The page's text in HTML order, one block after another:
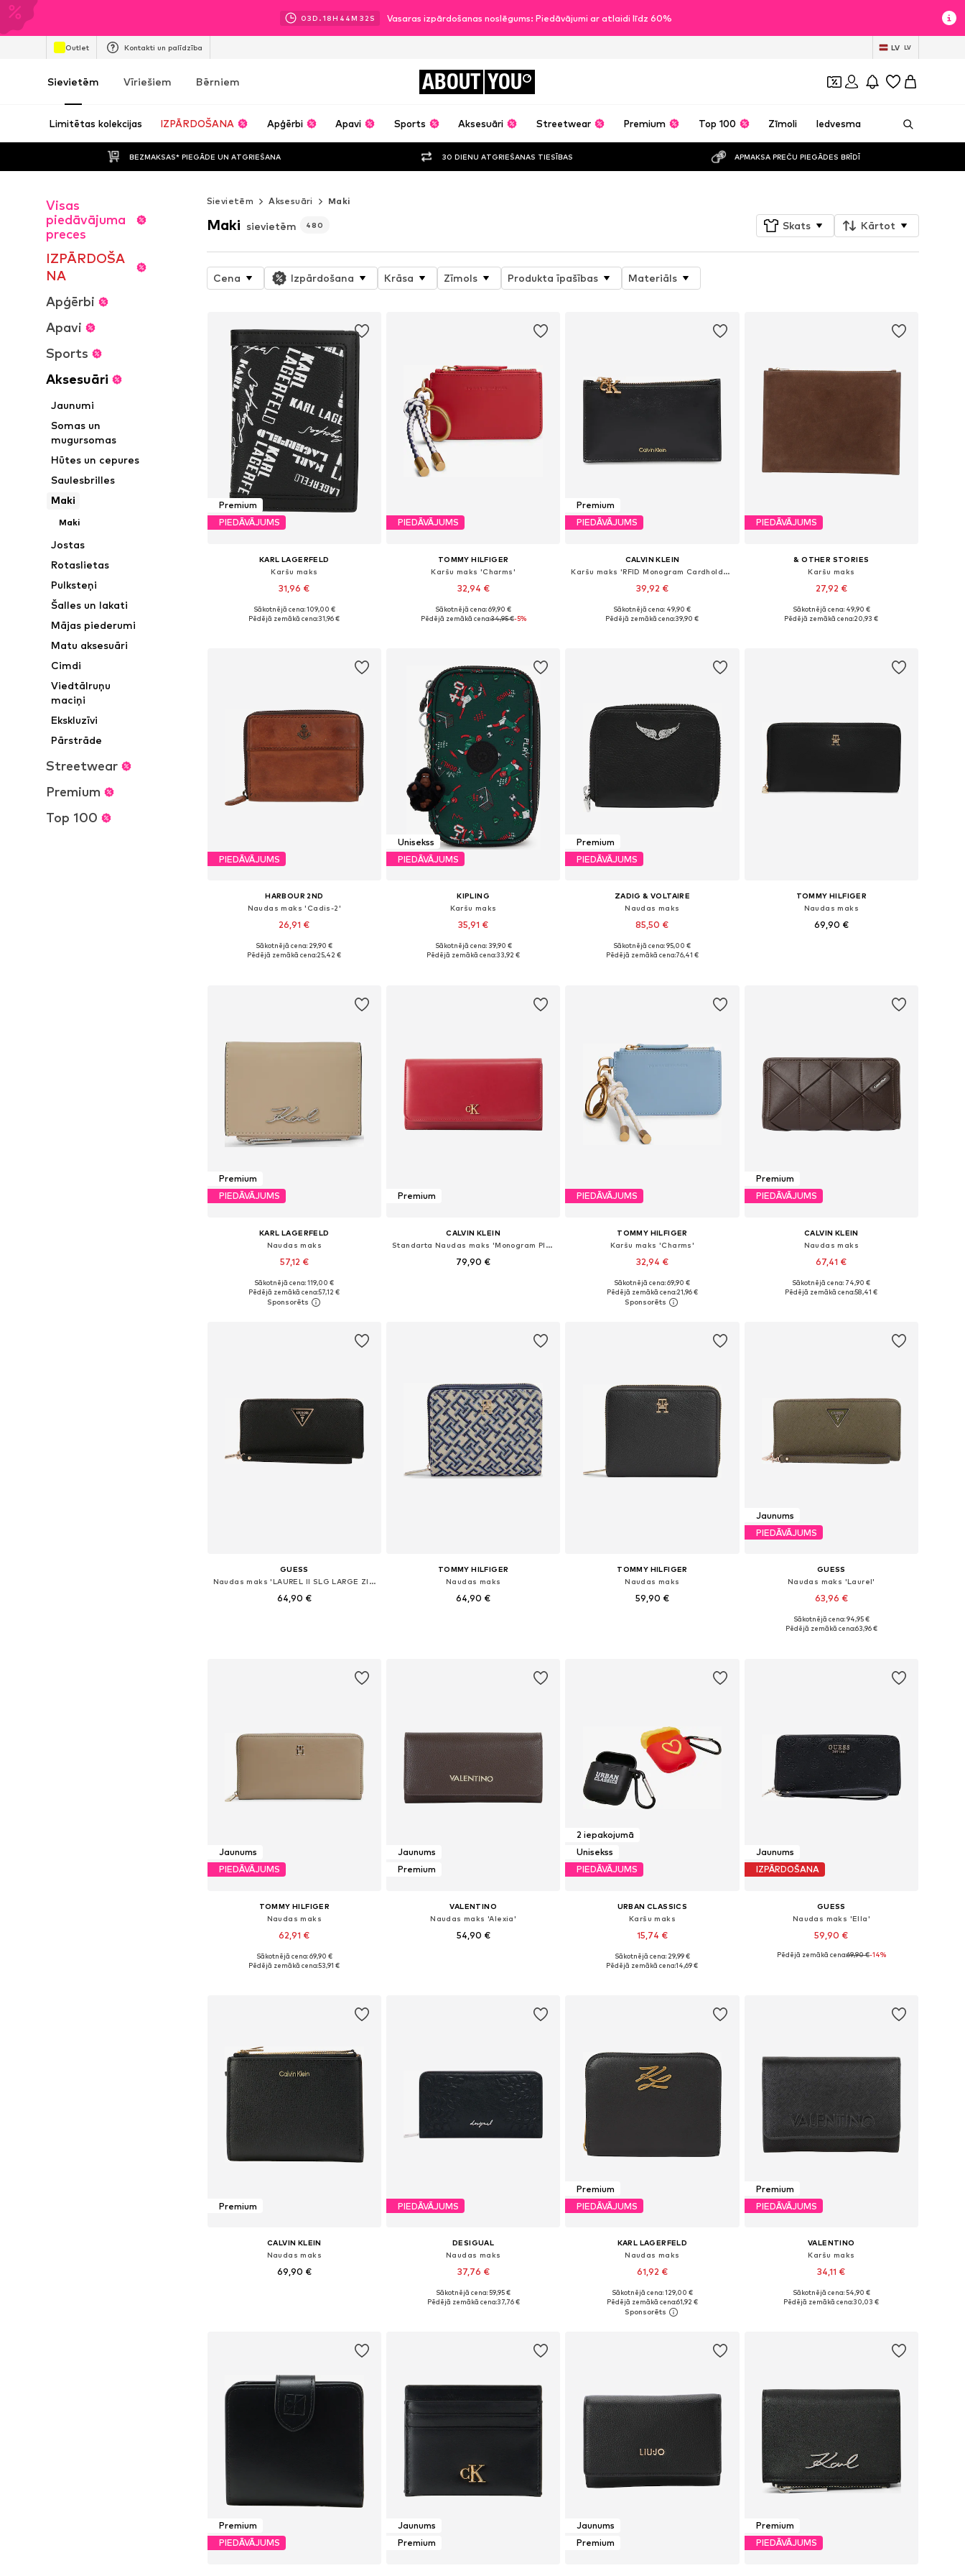
03D.18H 44M 29 S Vasaras izpārdošanas noslēgums: Piedāvājumi ar atlaidi līdz 60%
Outlet Kontakti un palīdzība LV LV
Sievietēm Vīriešiem Bērniem ABOUT YOU
Limitētas kolekcijas IZPĀRDOŠANA Apģērbi Apavi Sports Aksesuāri Streetwear Premium Top 100 Zīmoli Iedvesma
BEZMAKSAS* PIEGĀDE UN ATGRIEŠANA 30 DIENU ATGRIEŠANAS TIESĪBAS APMAKSA PREČU PIEGĀDES BRĪDĪ
Visas
piedāvājuma
preces
IZPĀRDOŠA
NA
Apģērbi
Apavi
Sports
Aksesuāri
Jaunumi
Somas un
mugursomas
Hūtes un cepures
Saulesbrilles
Maki
Maki
Jostas
Rotaslietas
Pulksteņi
Šalles un lakati
Mājas piederumi
Matu aksesuāri
Cimdi
Viedtālruņu
maciņi
Ekskluzīvi
Pārstrāde
Streetwear
Premium
Top 100
Sievietēm Aksesuāri Maki
Maki sievietēm 480 Skats Kārtot
Cena Izpārdošana Krāsa Zīmols Produkta īpašības Materiāls
Premium
PIEDĀVĀJUMS
KARL LAGERFELD
Karšu maks
31,96 €
Pieejamie izmēri: One Size
Sākotnējā cena: 109,00 €
Pēdējā zemākā cena:31,96 €
PIEDĀVĀJUMS
TOMMY HILFIGER
Karšu maks 'Charms'
32,94 €
Pieejamie izmēri: One Size
Sākotnējā cena: 69,90 €
Pēdējā zemākā cena:34,95 €-5%
Premium
PIEDĀVĀJUMS
CALVIN KLEIN
Karšu maks 'RFID Monogram Cardholder'
39,92 €
Pieejamie izmēri: One Size
Sākotnējā cena: 49,90 €
Pēdējā zemākā cena:39,90 €
PIEDĀVĀJUMS
& OTHER STORIES
Karšu maks
27,92 €
Pieejamie izmēri: One Size
Sākotnējā cena: 49,90 €
Pēdējā zemākā cena:20,93 €
PIEDĀVĀJUMS
HARBOUR 2ND
Naudas maks 'Cadis-2'
26,91 €
Pieejamie izmēri: XS-XL
Sākotnējā cena: 29,90 €
Pēdējā zemākā cena:25,42 €
Unisekss
PIEDĀVĀJUMS
KIPLING
Karšu maks
35,91 €
Pieejamie izmēri: One Size
Sākotnējā cena: 39,90 €
Pēdējā zemākā cena:33,92 €
Premium
PIEDĀVĀJUMS
ZADIG & VOLTAIRE
Naudas maks
85,50 €
Pieejamie izmēri: XS-XL
Sākotnējā cena: 95,00 €
Pēdējā zemākā cena:76,41 €
TOMMY HILFIGER
Naudas maks
69,90 €
Premium
PIEDĀVĀJUMS
KARL LAGERFELD
Naudas maks
57,12 €
Pieejamie izmēri: One Size
Pievienot grozam
Sākotnējā cena: 119,00 €
Pēdējā zemākā cena:57,12 €
Premium
CALVIN KLEIN
Standarta Naudas maks 'Monogram Plaque Flap'
79,90 €
PIEDĀVĀJUMS
TOMMY HILFIGER
Karšu maks 'Charms'
32,94 €
Pieejamie izmēri: One Size
Pievienot grozam
Sākotnējā cena: 69,90 €
Pēdējā zemākā cena:21,96 €
Premium
PIEDĀVĀJUMS
CALVIN KLEIN
Naudas maks
67,41 €
Pieejamie izmēri: One Size
Sākotnējā cena: 74,90 €
Pēdējā zemākā cena:58,41 €
GUESS
Naudas maks 'LAUREL II SLG LARGE ZIP AROUND'
64,90 €
TOMMY HILFIGER
Naudas maks
64,90 €
TOMMY HILFIGER
Naudas maks
59,90 €
Jaunums
PIEDĀVĀJUMS
GUESS
Naudas maks 'Laurel'
63,96 €
Pieejamie izmēri: One Size
Sākotnējā cena: 94,95 €
Pēdējā zemākā cena:63,96 €
Jaunums
PIEDĀVĀJUMS
TOMMY HILFIGER
Naudas maks
62,91 €
Pieejamie izmēri: One Size
Sākotnējā cena: 69,90 €
Pēdējā zemākā cena:53,91 €
Jaunums
Premium
VALENTINO
Naudas maks 'Alexia'
54,90 €
2 iepakojumā
Unisekss
PIEDĀVĀJUMS
URBAN CLASSICS
Karšu maks
15,74 €
Pieejamie izmēri: One Size
Sākotnējā cena: 29,99 €
Pēdējā zemākā cena:14,69 €
Jaunums
IZPĀRDOŠANA
GUESS
Naudas maks 'Ella'
59,90 €
Pieejamie izmēri: One Size
Pēdējā zemākā cena:69,90 €-14%
Premium
CALVIN KLEIN
Naudas maks
69,90 €
PIEDĀVĀJUMS
DESIGUAL
Naudas maks
37,76 €
Pieejamie izmēri: Onesize
Sākotnējā cena: 59,95 €
Pēdējā zemākā cena:37,76 €
Premium
PIEDĀVĀJUMS
KARL LAGERFELD
Naudas maks
61,92 €
Pieejamie izmēri: One Size
Pievienot grozam
Sākotnējā cena: 129,00 €
Pēdējā zemākā cena:61,92 €
Premium
PIEDĀVĀJUMS
VALENTINO
Karšu maks
34,11 €
Pieejamie izmēri: One Size
Sākotnējā cena: 54,90 €
Pēdējā zemākā cena:30,03 €
Premium
PIEDĀVĀJUMS
Jaunums
Premium
Jaunums
Premium
Premium
PIEDĀVĀJUMS